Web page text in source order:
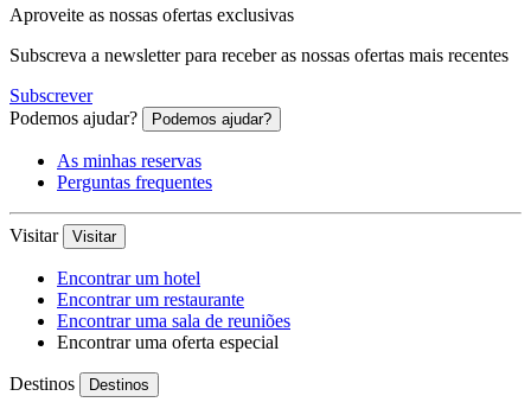
Aproveite as nossas ofertas exclusivas
Subscreva a newsletter para receber as nossas ofertas mais recentes
Subscrever
Podemos ajudar?
Podemos ajudar?
As minhas reservas
Perguntas frequentes
Visitar Visitar
Encontrar um hotel
Encontrar um restaurante
Encontrar uma sala de reuniões
Encontrar uma oferta especial
Destinos Destinos